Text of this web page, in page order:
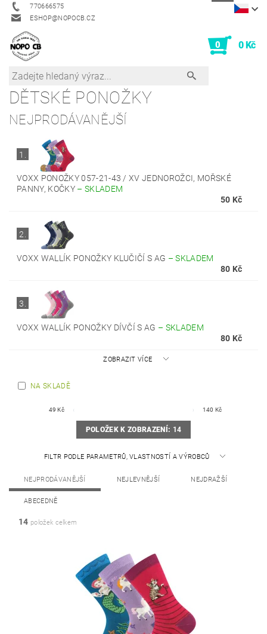
770666575
ESHOP@NOPOCB.CZ
0 0 Kč
DĚTSKÉ PONOŽKY
NEJPRODÁVANĚJŠÍ
1.
VOXX PONOŽKY 057-21-43 / XV JEDNOROŽCI, MOŘSKÉ
PANNY, KOČKY – SKLADEM
50 Kč
2.
VOXX WALLÍK PONOŽKY KLUČIČÍ S AG –SKLADEM
80 Kč
3.
VOXX WALLÍK PONOŽKY DÍVČÍ S AG – SKLADEM
80 Kč
ZOBRAZIT VÍCE
NA SKLADĚ
49 Kč 140 Kč
POLOŽEK K ZOBRAZENÍ: 14
FILTR PODLE PARAMETRŮ, VLASTNOSTÍ A VÝROBCŮ
NEJPRODÁVANĚJŠÍ NEJLEVNĚJŠÍ NEJDRAŽŠÍ
ABECEDNĚ
14 položek celkem